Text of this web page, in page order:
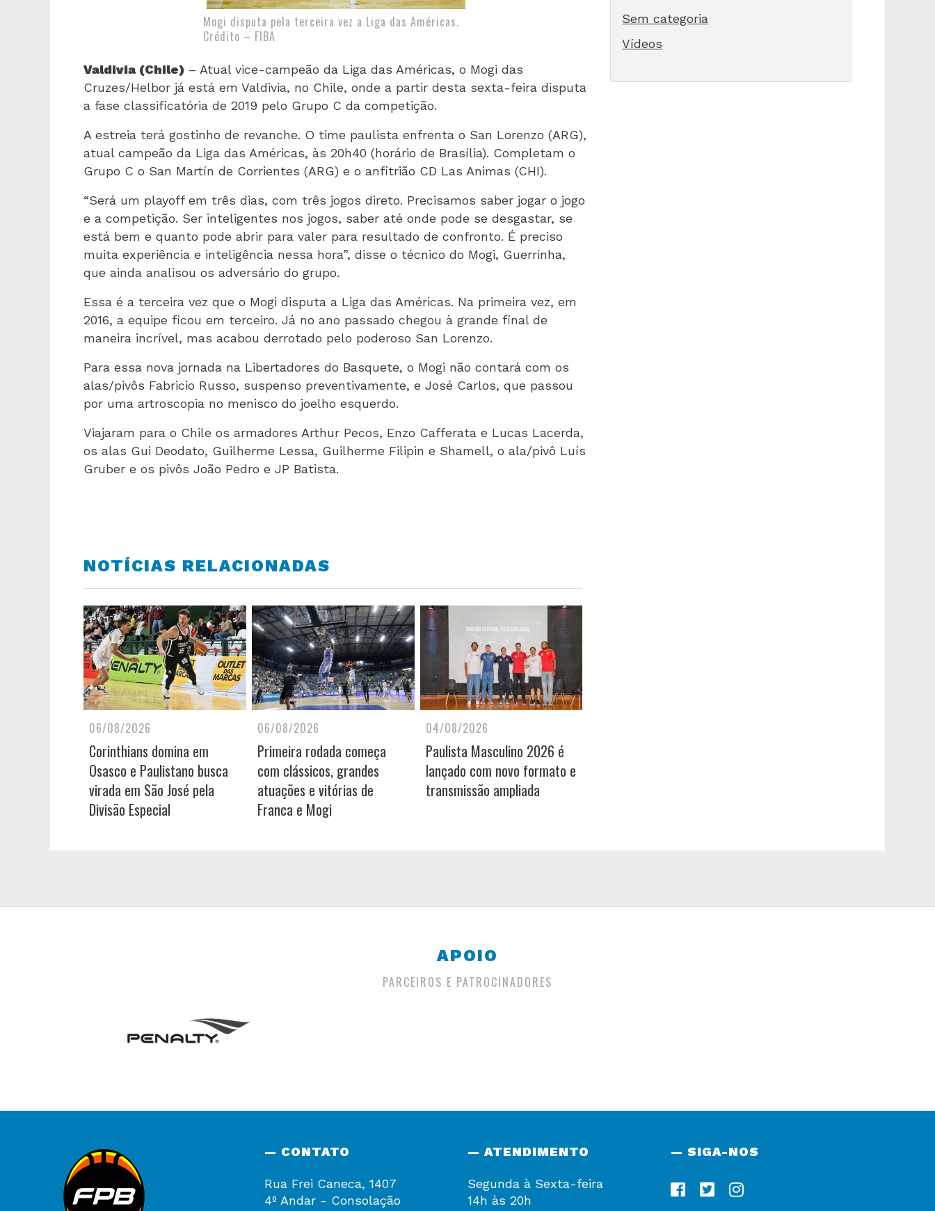
Mogi disputa pela terceira vez a Liga das Américas.
Crédito – FIBA
Valdivia (Chile) – Atual vice-campeão da Liga das Américas, o Mogi das
Cruzes/Helbor já está em Valdivia, no Chile, onde a partir desta sexta-feira disputa
a fase classificatória de 2019 pelo Grupo C da competição.
A estreia terá gostinho de revanche. O time paulista enfrenta o San Lorenzo (ARG),
atual campeão da Liga das Américas, às 20h40 (horário de Brasília). Completam o
Grupo C o San Martín de Corrientes (ARG) e o anfitrião CD Las Animas (CHI).
“Será um playoff em três dias, com três jogos direto. Precisamos saber jogar o jogo
e a competição. Ser inteligentes nos jogos, saber até onde pode se desgastar, se
está bem e quanto pode abrir para valer para resultado de confronto. É preciso
muita experiência e inteligência nessa hora”, disse o técnico do Mogi, Guerrinha,
que ainda analisou os adversário do grupo.
Essa é a terceira vez que o Mogi disputa a Liga das Américas. Na primeira vez, em
2016, a equipe ficou em terceiro. Já no ano passado chegou à grande final de
maneira incrível, mas acabou derrotado pelo poderoso San Lorenzo.
Para essa nova jornada na Libertadores do Basquete, o Mogi não contará com os
alas/pivôs Fabricio Russo, suspenso preventivamente, e José Carlos, que passou
por uma artroscopia no menisco do joelho esquerdo.
Viajaram para o Chile os armadores Arthur Pecos, Enzo Cafferata e Lucas Lacerda,
os alas Gui Deodato, Guilherme Lessa, Guilherme Filipin e Shamell, o ala/pivô Luís
Gruber e os pivôs João Pedro e JP Batista.
NOTÍCIAS RELACIONADAS
06/08/2026
Corinthians domina em
Osasco e Paulistano busca
virada em São José pela
Divisão Especial
06/08/2026
Primeira rodada começa
com clássicos, grandes
atuações e vitórias de
Franca e Mogi
04/08/2026
Paulista Masculino 2026 é
lançado com novo formato e
transmissão ampliada
Sem categoria
Vídeos
APOIO
PARCEIROS E PATROCINADORES
— CONTATO
Rua Frei Caneca, 1407
4º Andar - Consolação
— ATENDIMENTO
Segunda à Sexta-feira
14h às 20h
— SIGA-NOS